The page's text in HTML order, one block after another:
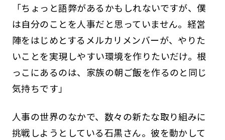
「ちょっと語弊があるかもしれないですが、僕
は自分のことを人事だと思っていません。経営
陣をはじめとするメルカリメンバーが、やりた
いことを実現しやすい環境を作りたいだけ。根
っこにあるのは、家族の朝ご飯を作るのと同じ
気持ちです」
人事の世界のなかで、数々の新たな取り組みに
挑戦しようとしている石黒さん。彼を動かして